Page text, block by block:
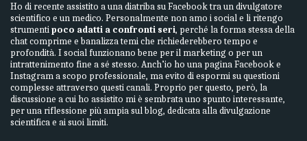
Ho di recente assistito a una diatriba su Facebook tra un divulgatore
scientifico e un medico. Personalmente non amo i social e li ritengo
strumentipoco adatti a confronti seri, perché la forma stessa della
chat comprime e banalizza temi che richiederebbero tempo e
profondità. I social funzionano bene per il marketing o per un
intrattenimento fine a sé stesso. Anch’io ho una pagina Facebook e
Instagram a scopo professionale, ma evito di espormi su questioni
complesse attraverso questi canali. Proprio per questo, però, la
discussione a cui ho assistito mi è sembrata uno spunto interessante,
per una riflessione più ampia sul blog, dedicata alla divulgazione
scientifica e ai suoi limiti.